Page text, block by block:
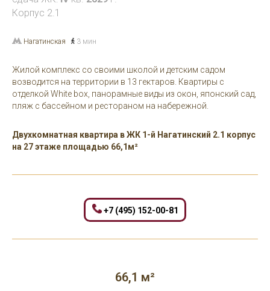
Корпус 2.1
Нагатинская 3 мин
Жилой комплекс со своими школой и детским садом
возводится на территории в 13 гектаров. Квартиры с
отделкой White box, панорамные виды из окон, японский сад,
пляж с бассейном и рестораном на набережной.
Двухкомнатная квартира в ЖК 1-й Нагатинский 2.1 корпус
на 27 этаже площадью 66,1м²
+7 (495) 152-00-81
66,1 м²